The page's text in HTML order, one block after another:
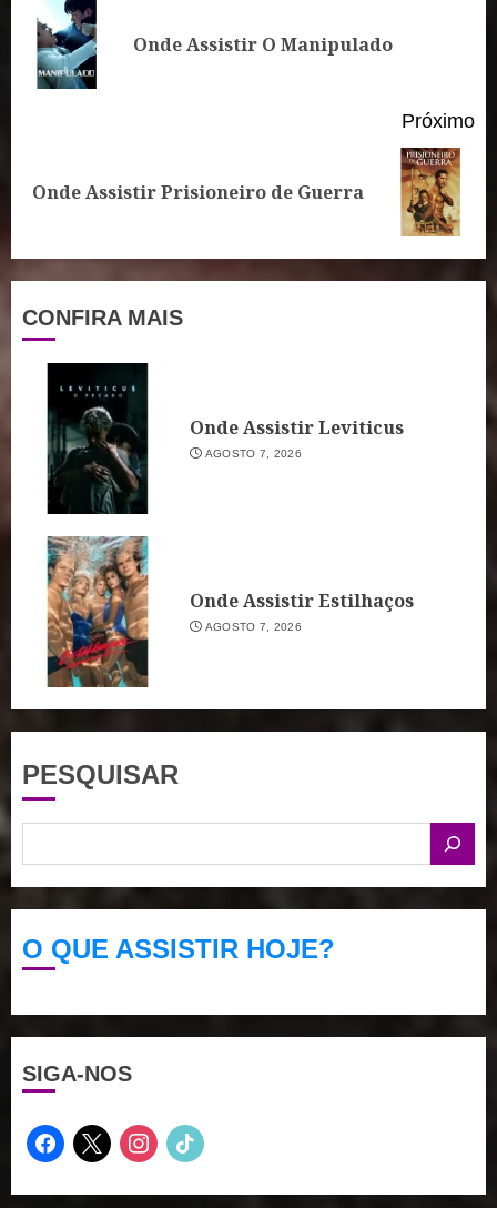
Reading
Onde Assistir O Manipulado
Próximo
Próximo
Onde Assistir Prisioneiro de Guerra
CONFIRA MAIS
Onde Assistir Leviticus
AGOSTO 7, 2026
Onde Assistir Estilhaços
AGOSTO 7, 2026
PESQUISAR
O QUE ASSISTIR HOJE?
SIGA-NOS
facebook
x instagram
tiktok